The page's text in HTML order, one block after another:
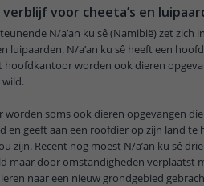
voor cheeta’s en
N/a’an ku sê (Namibië) zet zich
luipaarden. N/a’an ku sê heeft een
hoofdkantoor worden ook dieren
soms ook dieren opgevangen
en geeft aan een roofdier op zijn land
zijn. Recent nog moest N/a’an ku sê
maar door omstandigheden verplaatst
naar een nieuw grondgebied